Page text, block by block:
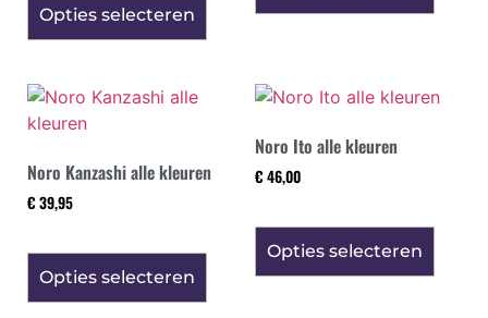
Opties selecteren
Noro Kanzashi alle kleuren
€ 39,95
Opties selecteren
Noro Ito alle kleuren
€ 46,00
Opties selecteren